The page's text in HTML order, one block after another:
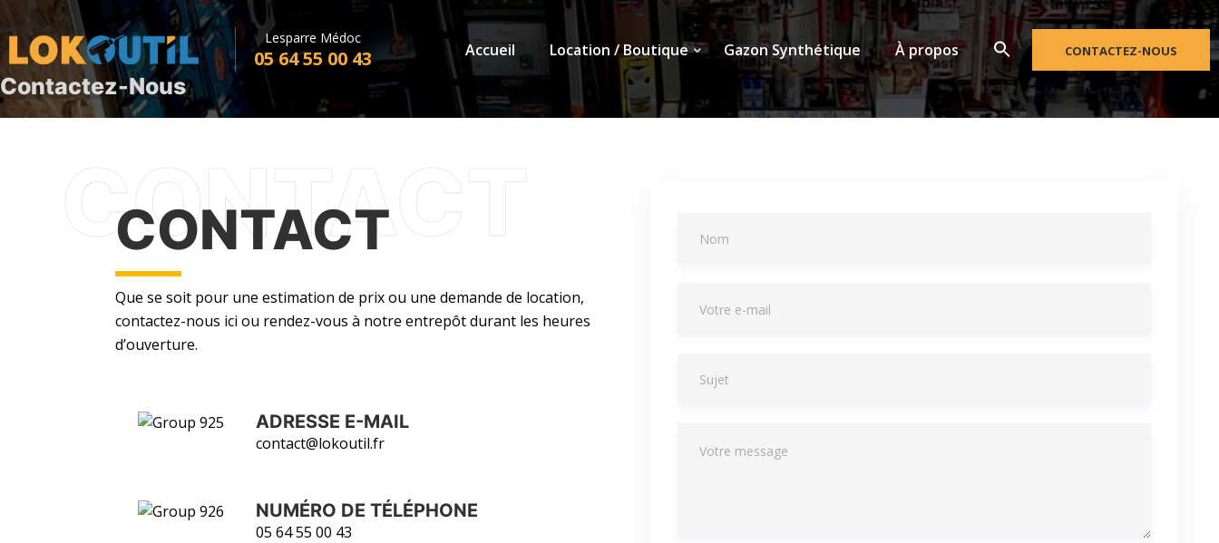
Lesparre Médoc
05 64 55 00 43 Accueil Location / Boutique Gazon Synthétique À propos CONTACTEZ-NOUS
Contactez-Nous
CONTACT
Que se soit pour une estimation de prix ou une demande de location,
contactez-nous ici ou rendez-vous à notre entrepôt durant les heures
d’ouverture.
ADRESSE E-MAIL
contact@lokoutil.fr
NUMÉRO DE TÉLÉPHONE
05 64 55 00 43